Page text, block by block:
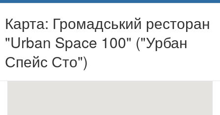
Вы
здесь
Карта: Громадський ресторан
"Urban Space 100" ("Урбан
Спейс Сто")